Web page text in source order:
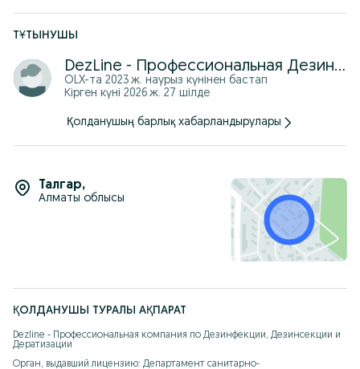
ТҰТЫНУШЫ
DezLine - Профессиональная Дезинфекция
OLX-та 2023 ж. наурыз күнінен бастап
Кірген күні 2026 ж. 27 шілде
Қолданушың барлық хабарландырулары
Талгар,
Алматы облысы
ҚОЛДАНУШЫ ТУРАЛЫ АҚПАРАТ
Dezline - Профессиональная компания по Дезинфекции, Дезинсекции и
Дератизации
Орган, выдавший лицензию: Департамент санитарно-